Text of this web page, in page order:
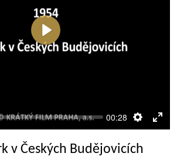
00:28
Přehrát
v Českých Budějovicích